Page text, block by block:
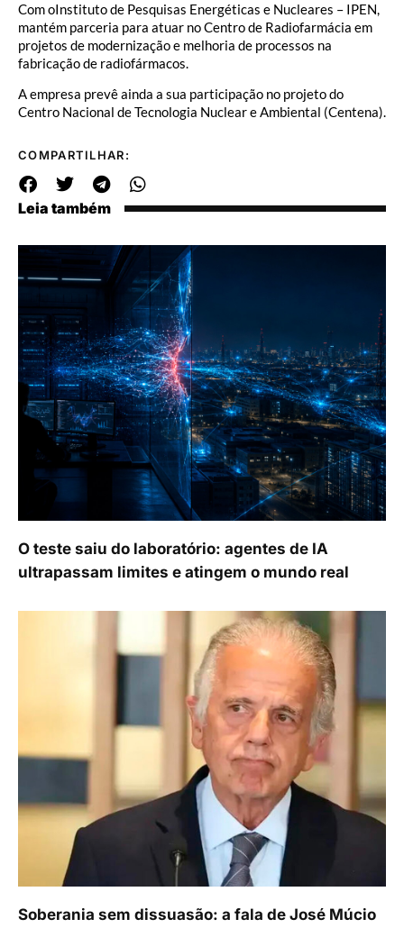
Com oInstituto de Pesquisas Energéticas e Nucleares – IPEN,
mantém parceria para atuar no Centro de Radiofarmácia em
projetos de modernização e melhoria de processos na
fabricação de radiofármacos.
A empresa prevê ainda a sua participação no projeto do
Centro Nacional de Tecnologia Nuclear e Ambiental (Centena).
COMPARTILHAR:
Leia também
O teste saiu do laboratório: agentes de IA
ultrapassam limites e atingem o mundo real
Soberania sem dissuasão: a fala de José Múcio